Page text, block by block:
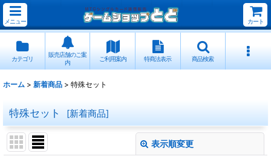
メニュー カート
カテゴリ
販売店舗のご案
内
ご利用案内 特商法表示 商品検索
ホーム > 新着商品 > 特殊セット
特殊セット [新着商品]
表示順変更